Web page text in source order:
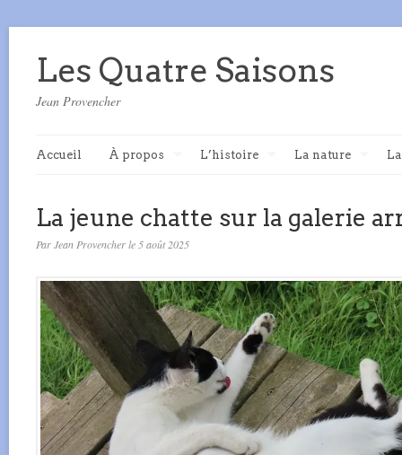
Les Quatre Saisons
Jean Provencher
Accueil À propos L’histoire La nature
La jeune chatte sur la galerie
Par Jean Provencher le 5 août 2025